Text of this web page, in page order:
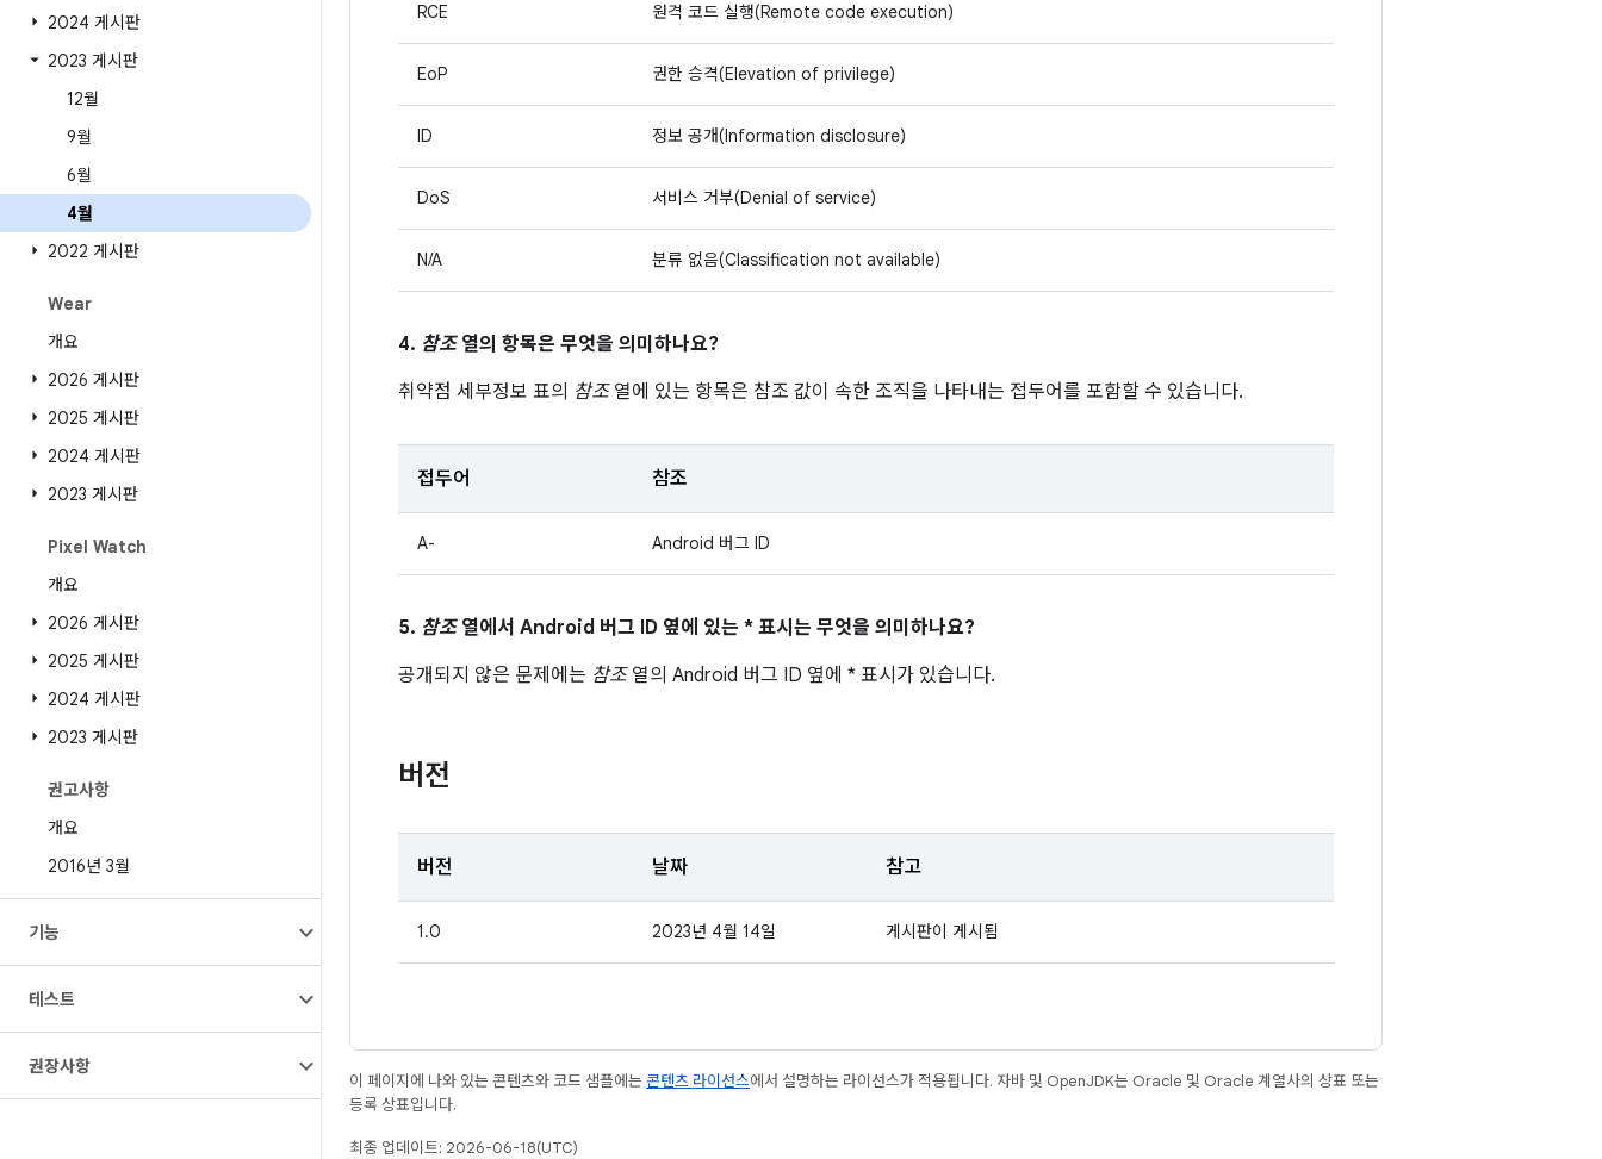
2024 게시판
2023 게시판
12월
9월
6월
4월
2022 게시판
Wear
개요
2026 게시판
2025 게시판
2024 게시판
2023 게시판
Pixel Watch
개요
2026 게시판
2025 게시판
2024 게시판
2023 게시판
권고사항
개요
2016년 3월
기능
테스트
권장사항
RCE 원격 코드 실행(Remote code execution)
EoP 권한 승격(Elevation of privilege)
ID 정보 공개(Information disclosure)
DoS 서비스 거부(Denial of service)
N/A 분류 없음(Classification not available)
4. 참조열의 항목은 무엇을 의미하나요?
취약점 세부정보 표의 참조열에 있는 항목은 참조 값이 속한 조직을 나타내는 접두어를 포함할 수 있습니다.
접두어 참조
A- Android 버그 ID
5. 참조열에서 Android 버그 ID 옆에 있는 * 표시는 무엇을 의미하나요?
공개되지 않은 문제에는 참조열의 Android 버그 ID 옆에 * 표시가 있습니다.
버전
버전 날짜 참고
1.0 2023년 4월 14일 게시판이 게시됨
이 페이지에 나와 있는 콘텐츠와 코드 샘플에는 콘텐츠 라이선스에서 설명하는 라이선스가 적용됩니다. 자바 및 OpenJDK는 Oracle 및 Oracle 계열사의 상표 또는
등록 상표입니다.
최종 업데이트: 2026-06-18(UTC)